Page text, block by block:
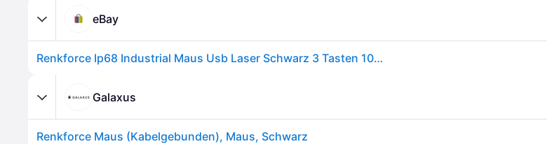
eBay
Renkforce Ip68 Industrial Maus Usb Laser Schwarz 3 Tasten 1000 Dpi
Galaxus
Renkforce Maus (Kabelgebunden), Maus, Schwarz